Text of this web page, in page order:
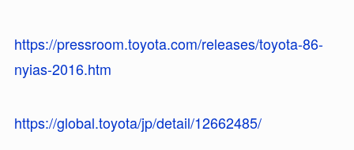
https://pressroom.toyota.com/releases/toyota-86-
nyias-2016.htm
https://global.toyota/jp/detail/12662485/